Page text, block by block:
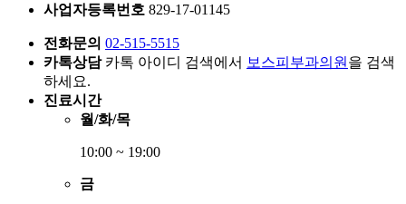
사업자등록번호 829-17-01145
전화문의 02-515-5515
카톡상담 카톡 아이디 검색에서 보스피부과의원 을 검색
하세요.
진료시간
월/화/목
10:00 ~ 19:00
금